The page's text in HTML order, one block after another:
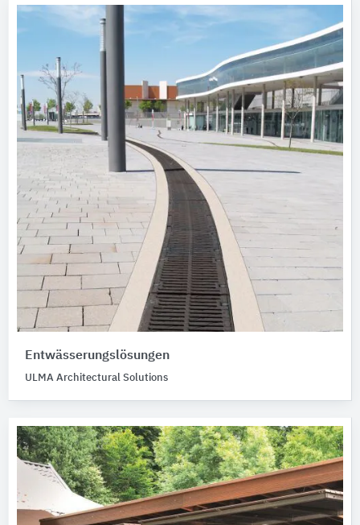
Entwässerungslösungen
ULMA Architectural Solutions